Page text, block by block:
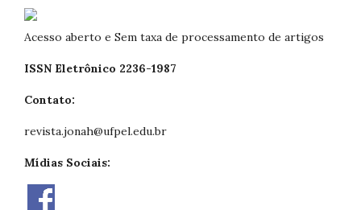
Acesso aberto e Sem taxa de processamento de artigos
ISSN Eletrônico 2236-1987
Contato:
revista.jonah@ufpel.edu.br
Mídias Sociais: